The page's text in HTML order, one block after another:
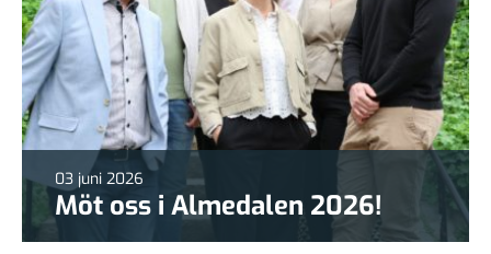
03 juni 2026
Möt oss i Almedalen 2026!